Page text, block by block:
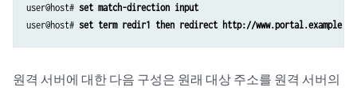
user@host# set match-direction input
user@host# set term redir1 then redirect http://
원격 서버에 대한 다음 구성은 원래 대상 주소를 원격 서버의